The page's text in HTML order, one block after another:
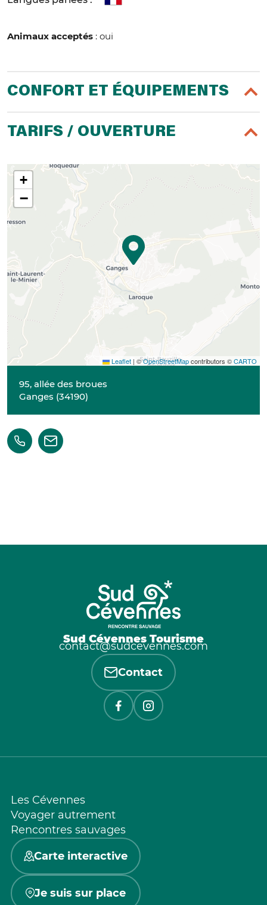
Animaux acceptés : oui
CONFORT ET ÉQUIPEMENTS
TARIFS / OUVERTURE
+
−
Leaflet | ©OpenStreetMapcontributors ©CARTO
95, allée des broues
Ganges (34190)
Sud Cévennes Tourisme
contact@sudcevennes.com
Contact
Les Cévennes
Voyager autrement
Rencontres sauvages
Carte interactive
Je suis sur place